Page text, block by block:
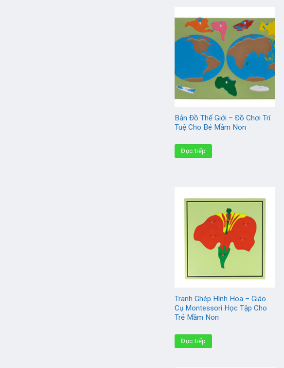
Bản Đồ Thế Giới – Đồ Chơi Trí
Tuệ Cho Bé Mầm Non
Đọc tiếp
Tranh Ghép Hình Hoa – Giáo
Cụ Montessori Học Tập Cho
Trẻ Mầm Non
Đọc tiếp